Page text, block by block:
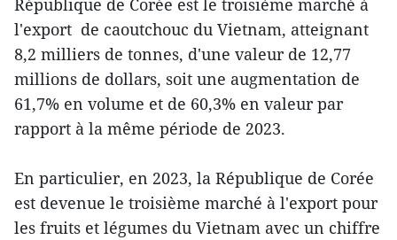
l'export de caoutchouc du Vietnam, atteignant
8,2 milliers de tonnes, d'une valeur de 12,77
millions de dollars, soit une augmentation de
61,7% en volume et de 60,3% en valeur par
rapport à la même période de 2023.
En particulier, en 2023, la République de Corée
est devenue le troisième marché à l'export pour
les fruits et légumes du Vietnam avec un chiffre